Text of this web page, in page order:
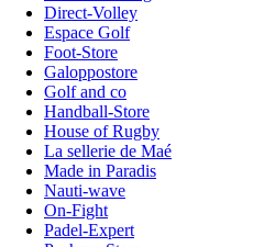
Direct-Volley
Espace Golf
Foot-Store
Galoppostore
Golf and co
Handball-Store
House of Rugby
La sellerie de Maé
Made in Paradis
Nauti-wave
On-Fight
Padel-Expert